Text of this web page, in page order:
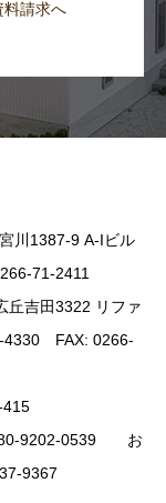
料請求へ
川1387-9 A-Iビル
71-2411
丘吉田3322 リファ
FAX: 0266-
415
9202-0539 お
9367